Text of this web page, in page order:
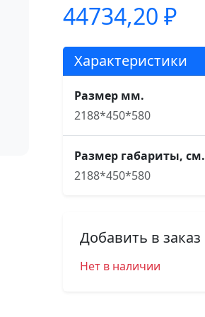
44734,20 ₽
Характеристики
Размер мм.
2188*450*580
Размер габариты, см.
2188*450*580
Добавить в заказ
Нет в наличии